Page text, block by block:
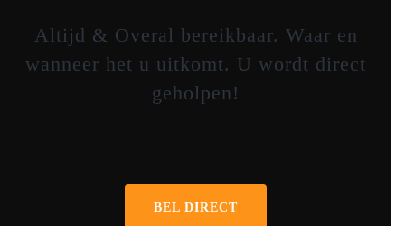
Altijd & Overal bereikbaar. Waar en
wanneer het u uitkomt. U wordt direct
geholpen!
BEL DIRECT